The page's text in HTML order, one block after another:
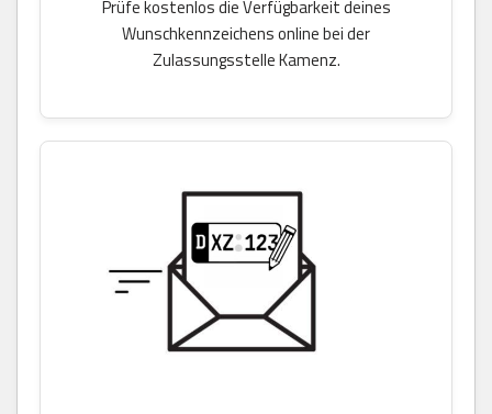
Prüfe kostenlos die Verfügbarkeit deines
Wunschkennzeichens online bei der
Zulassungsstelle Kamenz.